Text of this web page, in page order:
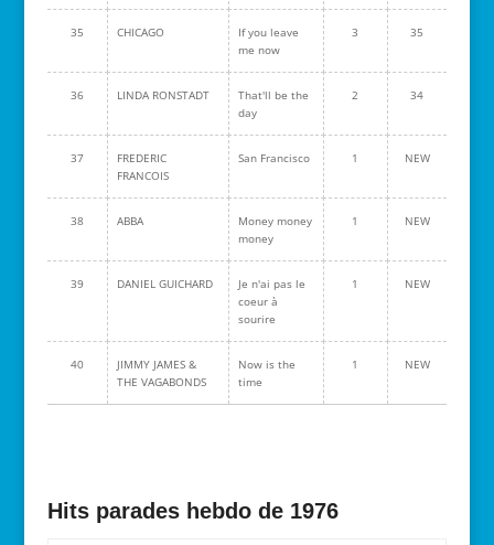
35 CHICAGO
If you leave
me now
3 35
36 LINDA RONSTADT
That'll be the
day
2 34
37
FREDERIC
FRANCOIS
San Francisco 1 NEW
38 ABBA
Money money
money
1 NEW
39 DANIEL GUICHARD
Je n'ai pas le
coeur à
sourire
1 NEW
40
JIMMY JAMES &
THE VAGABONDS
Now is the
time
1 NEW
Hits parades hebdo de 1976